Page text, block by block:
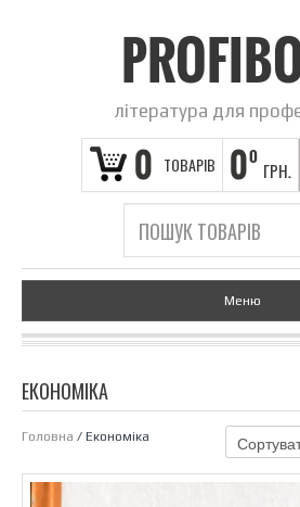
література для
0 ТОВАРІВ 00
ГРН.
Меню
ЕКОНОМІКА
Головна / Економіка